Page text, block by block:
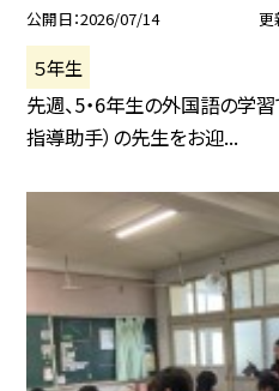
公開日 2026/07/14 更
５年生
先週、5・6年生の外国語の学
指導助手）の先生をお迎...